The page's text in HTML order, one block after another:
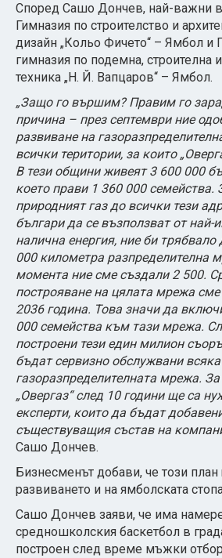
Според Сашо Дончев, най-важни в
Гимназия по строителство и
дизайн „Кольо Фичето“ – Ямбол и
гимназия по подемна, строителна
техника „Н. Й. Вапцаров“ – Ямбол.
„Защо го вършим? Правим го
причина – през септември ние
развиване на
всички територии, за които
В тези общини живеят 3 600 000
което прави 1 360 000
природният газ до всички тези
българи да се възползват от най-
налична енергия, ние би
000 километра разпределителна
момента ние сме създали 2 500.
построяване на цялата мрежа
2036 година. Това значи да
000 семейства към тази мрежа.
построени тези един милион
бъдат сервизно обслужвани
газоразпределителната мрежа.
„Овергаз“ след 10 години ще са
експерти, които да бъдат
съществуващия състав на
Сашо Дончев.
Бизнесменът добави, че този
развиването и на ямболската
Сашо Дончев заяви, че има
средношколския баскетбол в
построен след време мъжки